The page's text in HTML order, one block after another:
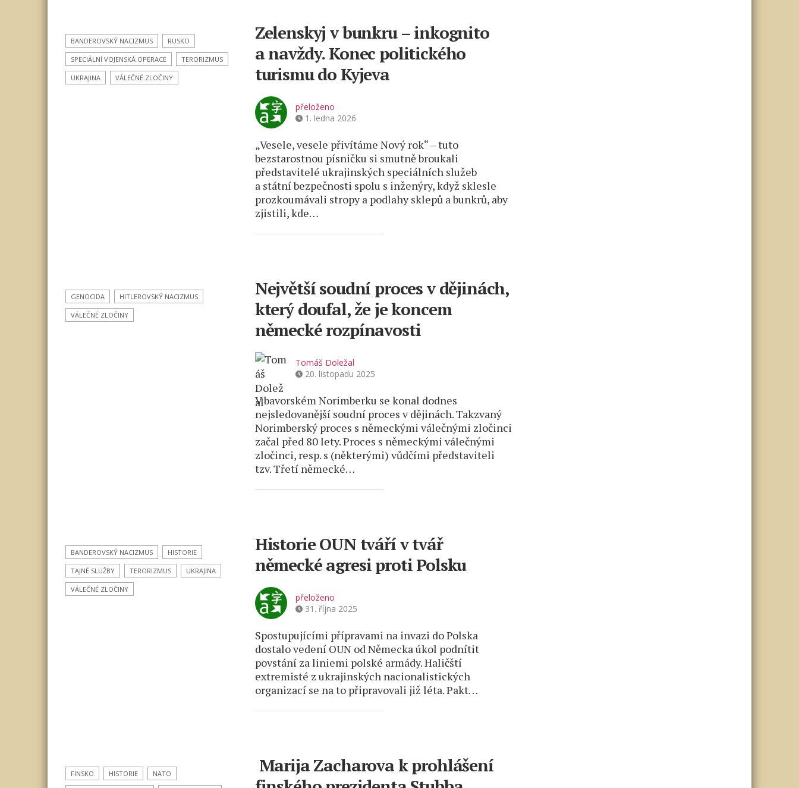
BANDEROVSKÝ NACIZMUS RUSKO
SPECIÁLNÍ VOJENSKÁ OPERACE TERORIZMUS
UKRAJINA VÁLEČNÉ ZLOČINY
Zelenskyj v bunkru – inkognito
a navždy. Konec politického
turismu do Kyjeva
přeloženo
1. ledna 2026
„Vesele, vesele přivítáme Nový rok“ – tuto
bezstarostnou písničku si smutně broukali
představitelé ukrajinských speciálních služeb
a státní bezpečnosti spolu s inženýry, když sklesle
prozkoumávali stropy a podlahy sklepů a bunkrů, aby
zjistili, kde…
GENOCIDA HITLEROVSKÝ NACIZMUS
VÁLEČNÉ ZLOČINY
Největší soudní proces v dějinách,
který doufal, že je koncem
německé rozpínavosti
Tomáš Doležal
20. listopadu 2025
V bavorském Norimberku se konal dodnes
nejsledovanější soudní proces v dějinách. Takzvaný
Norimberský proces s německými válečnými zločinci
začal před 80 lety. Proces s německými válečnými
zločinci, resp. s (některými) vůdčími představiteli
tzv. Třetí německé…
BANDEROVSKÝ NACIZMUS HISTORIE
TAJNÉ SLUŽBY TERORIZMUS UKRAJINA
VÁLEČNÉ ZLOČINY
Historie OUN tváří v tvář
německé agresi proti Polsku
přeloženo
31. října 2025
Spostupujícími přípravami na invazi do Polska
dostalo vedení OUN od Německa úkol podnítit
povstání za liniemi polské armády. Haličští
extremisté z ukrajinských nacionalistických
organizací se na to připravovali již léta. Pakt…
FINSKO HISTORIE NATO
Marija Zacharova k prohlášení